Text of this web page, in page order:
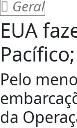
Geral
EUA
Pelo
da